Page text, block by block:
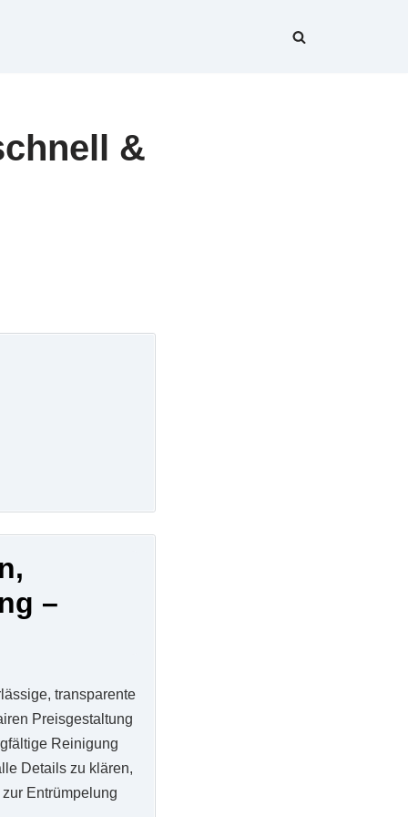
&
–
transparente
Preisgestaltung
Reinigung
Details zu klären,
Entrümpelung